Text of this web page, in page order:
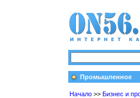
Промышленное
Начало >> Бизнес и